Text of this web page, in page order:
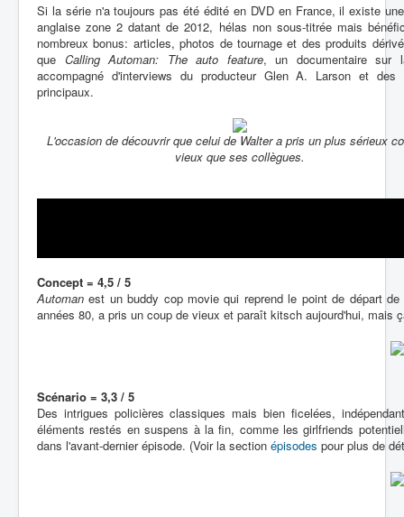
Si la série n'a toujours pas été édité en DVD en France, il existe
anglaise zone 2 datant de 2012, hélas non sous-titrée mais
nombreux bonus: articles, photos de tournage et des produits
que Calling Automan: The auto feature, un documentaire sur
accompagné d'interviews du producteur Glen A. Larson et des
principaux.
L'occasion de découvrir que celui de Walter a pris un plus sérieux
vieux que ses collègues.
Concept = 4,5 / 5
Automan est un buddy cop movie qui reprend le point de départ de
années 80, a pris un coup de vieux et paraît kitsch aujourd'hui, mais
Scénario = 3,3 / 5
Des intrigues policières classiques mais bien ficelées,
éléments restés en suspens à la fin, comme les girlfriends
dans l'avant-dernier épisode. (Voir la section épisodes pour plus de